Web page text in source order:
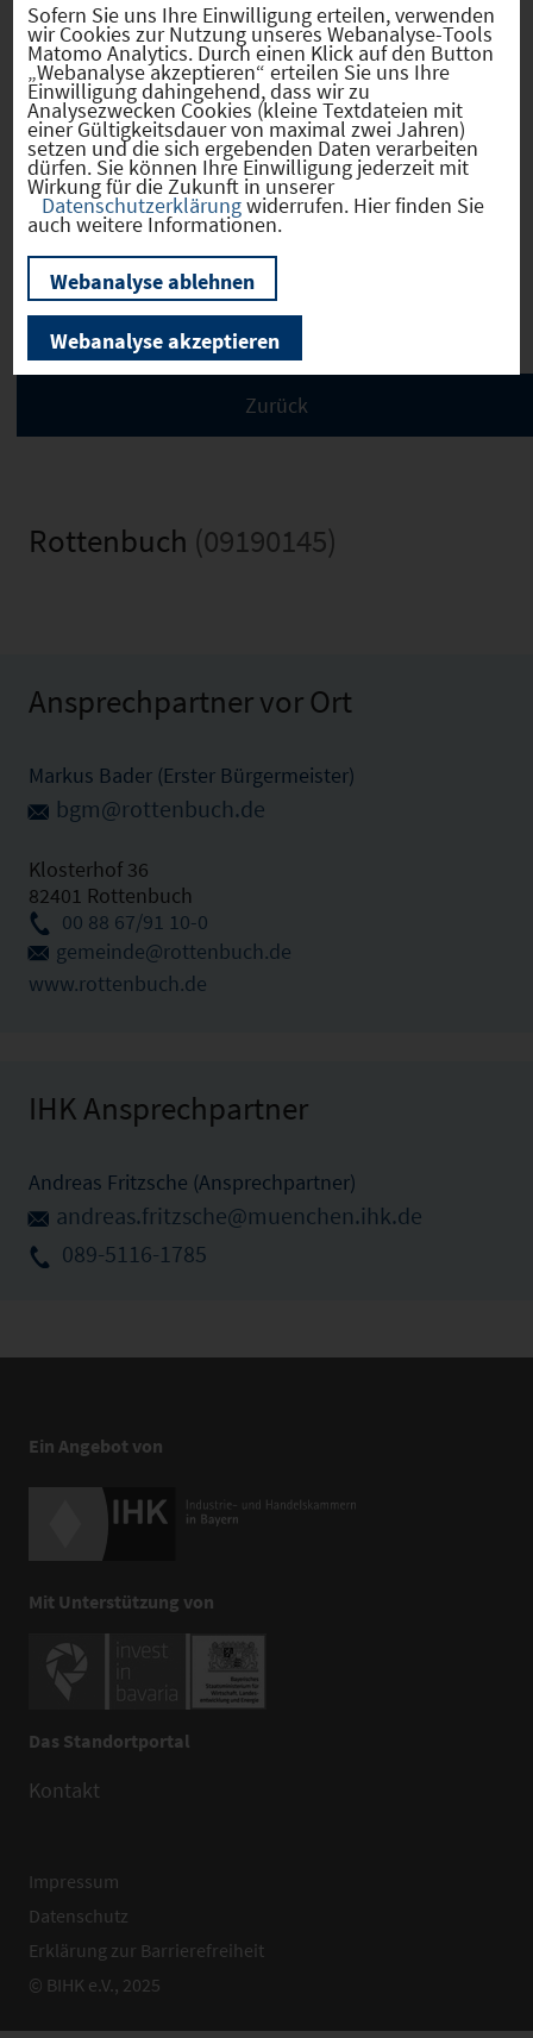
Sozialvers. Beschäftigte
Verkehrsinfrastruktur
Kommunale Infrastruktur
Rottenbuch (09190145)
Ansprechpartner vor Ort
Markus Bader (Erster Bürgermeister)
bgm@rottenbuch.de
Klosterhof 36
82401 Rottenbuch
00 88 67/91 10-0
gemeinde@rottenbuch.de
www.rottenbuch.de
IHK Ansprechpartner
Andreas Fritzsche (Ansprechpartner)
andreas.fritzsche@muenchen.ihk.de
089-5116-1785
Ein Angebot von
Mit Unterstützung von
Das Standortportal
Kontakt
Impressum
Datenschutz
Erklärung zur Barrierefreiheit
© BIHK e.V., 2025
Sofern Sie uns Ihre Einwilligung erteilen, verwenden
wir Cookies zur Nutzung unseres Webanalyse-Tools
Matomo Analytics. Durch einen Klick auf den Button
„Webanalyse akzeptieren“ erteilen Sie uns Ihre
Einwilligung dahingehend, dass wir zu
Analysezwecken Cookies (kleine Textdateien mit
einer Gültigkeitsdauer von maximal zwei Jahren)
setzen und die sich ergebenden Daten verarbeiten
dürfen. Sie können Ihre Einwilligung jederzeit mit
Wirkung für die Zukunft in unserer
Datenschutzerklärungwiderrufen. Hier finden Sie
auch weitere Informationen.
Webanalyse ablehnen
Webanalyse akzeptieren